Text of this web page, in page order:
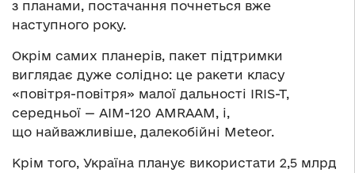
з планами, постачання почнеться вже
наступного року.
Окрім самих планерів, пакет підтримки
виглядає дуже солідно: це ракети класу
«повітря-повітря» малої дальності IRIS-T,
середньої — AIM-120 AMRAAM, і,
що найважливіше, далекобійні Meteor.
Крім того, Україна планує використати 2,5 млрд